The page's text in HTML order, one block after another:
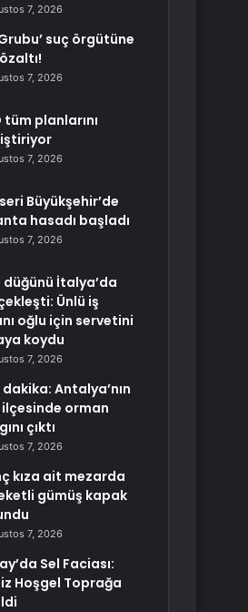
7, 2026
suç örgütüne
7, 2026
tüm planlarını
7, 2026
Büyükşehir’de
hasadı başladı
7, 2026
düğünü İtalya’da
Ünlü iş
oğlu için servetini
koydu
7, 2026
dakika: Antalya’nın
ilçesinde orman
çıktı
7, 2026
kıza ait mezarda
gümüş kapak
7, 2026
Sel Faciası:
Hoşgel Toprağa